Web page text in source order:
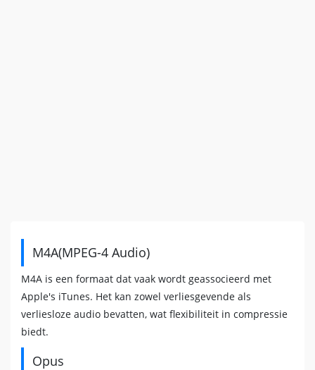
M4A(MPEG-4 Audio)
M4A is een formaat dat vaak wordt geassocieerd met
Apple's iTunes. Het kan zowel verliesgevende als
verliesloze audio bevatten, wat flexibiliteit in compressie
biedt.
Opus